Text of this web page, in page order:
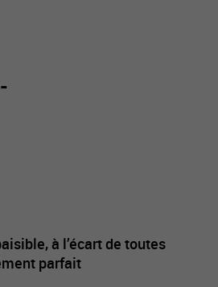
à l’écart de toutes
parfait